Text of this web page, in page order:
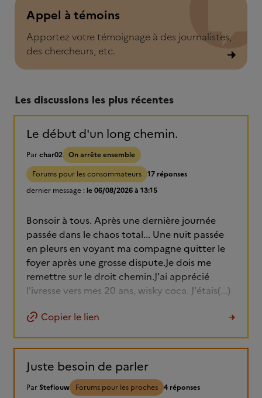
Appel à témoins
Apportez votre témoignage à des journalistes,
des chercheurs, etc.
Les discussions les plus récentes
Le début d'un long chemin.
Parchar02 On arrête ensemble
Forums pour les consommateurs 17 réponses
dernier message : le 06/08/2026 à 13:15
Bonsoir à tous. Après une dernière journée
passée dans le chaos total... Une nuit passée
en pleurs en voyant ma compagne quitter le
foyer après une grosse dispute.Je dois me
remettre sur le droit chemin.J'ai apprécié
l'ivresse vers mes 20 ans, wisky coca. J'étais(...)
Copier le lien
Juste besoin de parler
ParStefiouw Forums pour les proches 4 réponses